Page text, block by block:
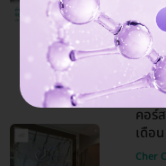
BTS ปุณณวิถี , BTS รัช
คอร์
เดือ
Cher